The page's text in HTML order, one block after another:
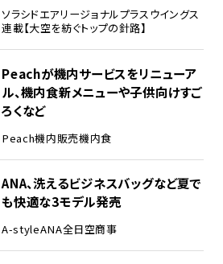
ソラシドエアリージョナルプラスウイングス
連載【大空を紡ぐトップの針路】
Peachが機内サービスをリニューア
ル、機内食新メニューや子供向けすご
ろくなど
Peach機内販売機内食
ANA、洗えるビジネスバッグなど夏で
も快適な3モデル発売
A-styleANA全日空商事